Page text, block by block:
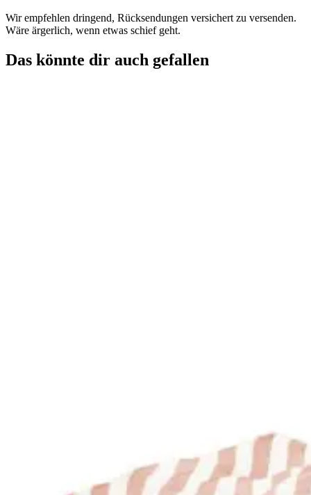
Wir empfehlen dringend, Rücksendungen versichert zu versenden.
Wäre ärgerlich, wenn etwas schief geht.
Das könnte dir auch gefallen